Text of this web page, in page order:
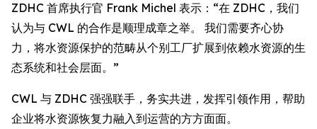
ZDHC 首席执行官 Frank Michel 表示：“在 ZDHC，我们
认为与 CWL 的合作是顺理成章之举。 我们需要齐心协
力，将水资源保护的范畴从个别工厂扩展到依赖水资源的生
态系统和社会层面。”
CWL 与 ZDHC 强强联手，务实共进，发挥引领作用，帮助
企业将水资源恢复力融入到运营的方方面面。